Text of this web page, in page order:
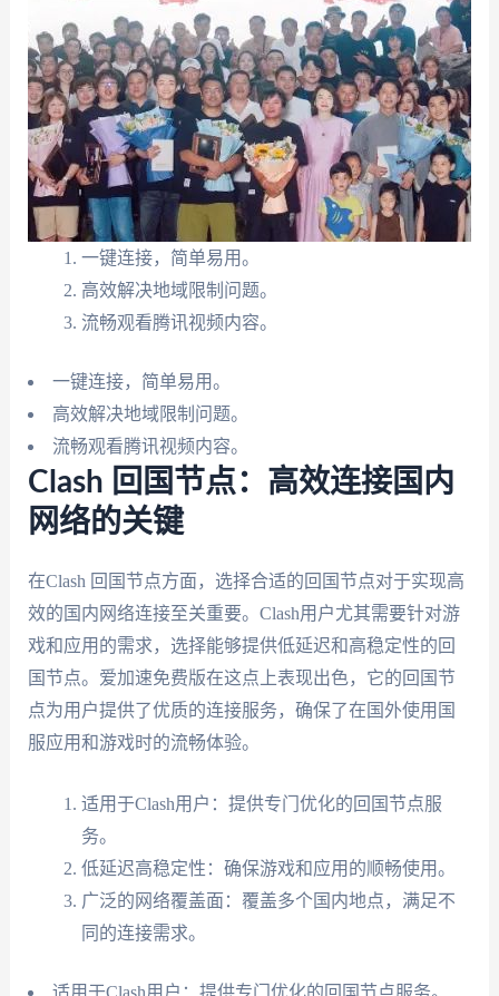
一键连接，简单易用。
高效解决地域限制问题。
流畅观看腾讯视频内容。
一键连接，简单易用。
高效解决地域限制问题。
流畅观看腾讯视频内容。
Clash 回国节点：高效连接国内
网络的关键
在Clash 回国节点方面，选择合适的回国节点对于实现高
效的国内网络连接至关重要。Clash用户尤其需要针对游
戏和应用的需求，选择能够提供低延迟和高稳定性的回
国节点。爱加速免费版在这点上表现出色，它的回国节
点为用户提供了优质的连接服务，确保了在国外使用国
服应用和游戏时的流畅体验。
适用于Clash用户：提供专门优化的回国节点服
务。
低延迟高稳定性：确保游戏和应用的顺畅使用。
广泛的网络覆盖面：覆盖多个国内地点，满足不
同的连接需求。
适用于Clash用户：提供专门优化的回国节点服务。